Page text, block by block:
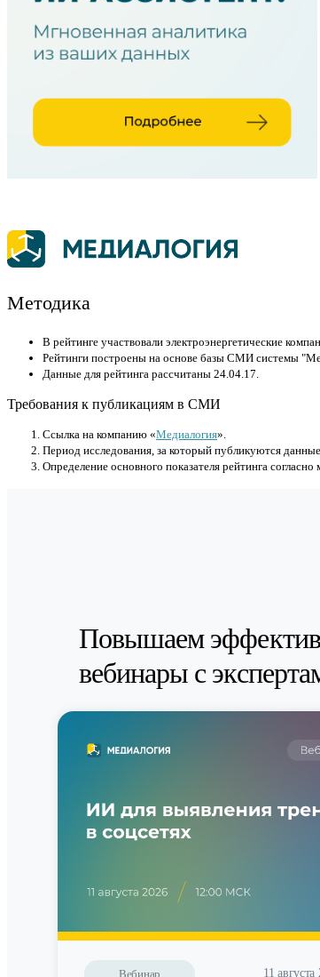
Методика
В рейтинге участвовали электроэнергетические
Рейтинги построены на основе базы СМИ системы
Данные для рейтинга рассчитаны 24.04.17.
Требования к публикациям в СМИ
Cсылка на компанию «Медиалогия».
Период исследования, за который публикуются
Определение основного показателя рейтинга согласно
Повышаем
вебинары с
Вебинар 11 августа